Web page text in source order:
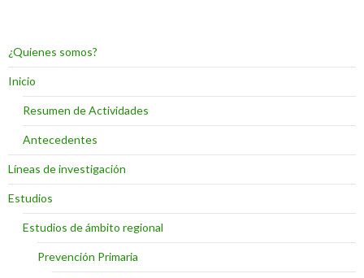
¿Quienes somos?
Inicio
Resumen de Actividades
Antecedentes
Líneas de investigación
Estudios
Estudios de ámbito regional
Prevención Primaria